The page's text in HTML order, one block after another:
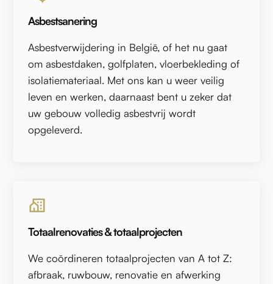
Asbestsanering
Asbestverwijdering in België, of het nu gaat
om asbestdaken, golfplaten, vloerbekleding of
isolatiemateriaal. Met ons kan u weer veilig
leven en werken, daarnaast bent u zeker dat
uw gebouw volledig asbestvrij wordt
opgeleverd.
Totaalrenovaties & totaalprojecten
We coördineren totaalprojecten van A tot Z:
afbraak, ruwbouw, renovatie en afwerking